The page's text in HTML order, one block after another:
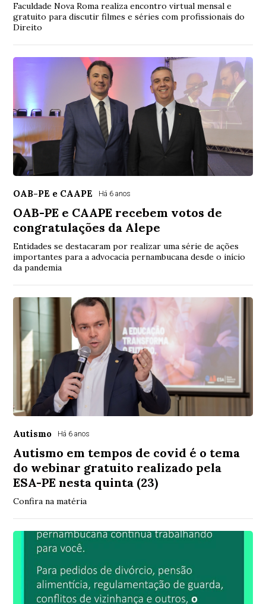
Faculdade Nova Roma realiza encontro virtual mensal e
gratuito para discutir filmes e séries com profissionais do
Direito
OAB-PE e CAAPE Há 6 anos
OAB-PE e CAAPE recebem votos de
congratulações da Alepe
Entidades se destacaram por realizar uma série de ações
importantes para a advocacia pernambucana desde o início
da pandemia
Autismo Há 6 anos
Autismo em tempos de covid é o tema
do webinar gratuito realizado pela
ESA-PE nesta quinta (23)
Confira na matéria